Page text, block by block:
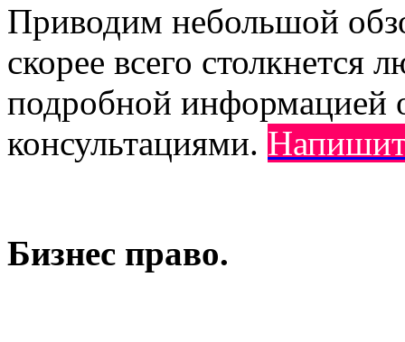
Приводим небольшой
скорее всего столкнется
подробной информацией
консультациями.
Бизнес право.